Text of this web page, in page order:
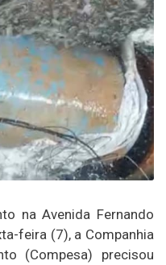
na Avenida Fernando
feira (7), a Companhia
(Compesa) precisou